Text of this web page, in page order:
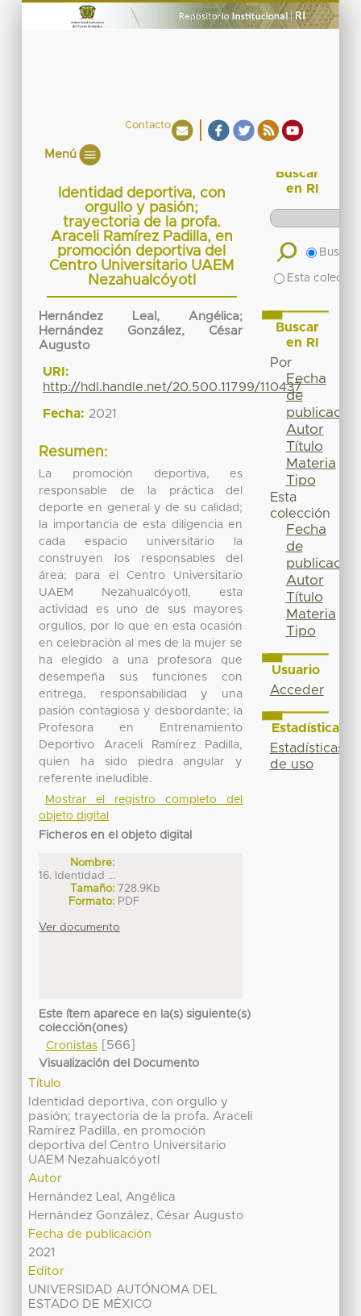
Contacto
Menú
Identidad deportiva, con
orgullo y pasión;
trayectoria de la profa.
Araceli Ramírez Padilla, en
promoción deportiva del
Centro Universitario UAEM
Nezahualcóyotl
Hernández Leal, Angélica;
Hernández González, César
Augusto
URI:
http://hdl.handle.net/20.500.11799/110437
Fecha: 2021
Resumen:
La promoción deportiva, es
responsable de la práctica del
deporte en general y de su calidad;
la importancia de esta diligencia en
cada espacio universitario la
construyen los responsables del
área; para el Centro Universitario
UAEM Nezahualcóyotl, esta
actividad es uno de sus mayores
orgullos, por lo que en esta ocasión
en celebración al mes de la mujer se
ha elegido a una profesora que
desempeña sus funciones con
entrega, responsabilidad y una
pasión contagiosa y desbordante; la
Profesora en Entrenamiento
Deportivo Araceli Ramírez Padilla,
quien ha sido piedra angular y
referente ineludible.
Mostrar el registro completo del
objeto digital
Ficheros en el objeto digital
Nombre:
16. Identidad ...
Tamaño: 728.9Kb
Formato: PDF
Ver documento
Este ítem aparece en la(s) siguiente(s)
colección(ones)
Cronistas[566]
Visualización del Documento
Título
Identidad deportiva, con orgullo y
pasión; trayectoria de la profa. Araceli
Ramírez Padilla, en promoción
deportiva del Centro Universitario
UAEM Nezahualcóyotl
Autor
Hernández Leal, Angélica
Hernández González, César Augusto
Fecha de publicación
2021
Editor
UNIVERSIDAD AUTÓNOMA DEL
ESTADO DE MÉXICO
Buscar
en RI
Buscar
Esta
Buscar
en RI
Por
Fecha
de
publicación
Autor
Título
Materia
Tipo
Esta
colección
Fecha
de
publicación
Autor
Título
Materia
Tipo
Usuario
Acceder
Estadísticas
Estadísticas
de uso